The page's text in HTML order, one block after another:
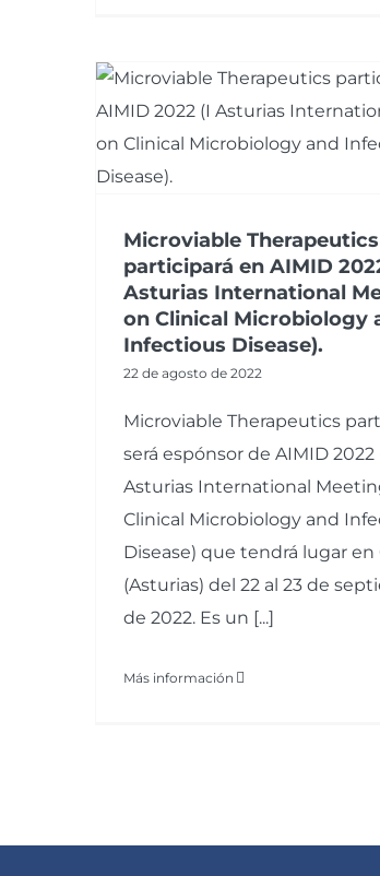
Microviable Therapeutics
participará en AIMID
Asturias International
on Clinical Microbiology
Infectious Disease).
22 de agosto de 2022
Microviable Therapeutics
será espónsor de AIMID 2022
Asturias International
Clinical Microbiology and
Disease) que tendrá lugar en
(Asturias) del 22 al 23 de
de 2022. Es un [...]
Más información